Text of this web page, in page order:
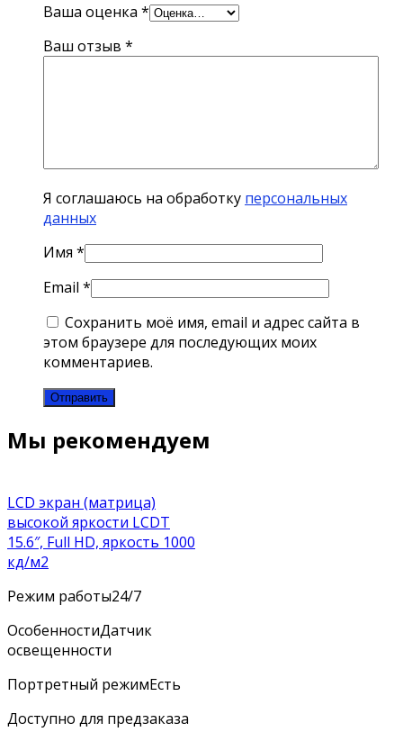
Ваша оценка *
Ваш отзыв *
Я соглашаюсь на обработку персональных
данных
Имя *
Email *
Сохранить моё имя, email и адрес сайта в
этом браузере для последующих моих
комментариев.
Мы рекомендуем
LCD экран (матрица)
высокой яркости LCDT
15.6″, Full HD, яркость 1000
кд/м2
Режим работы24/7
ОсобенностиДатчик
освещенности
Портретный режимЕсть
Доступно для предзаказа